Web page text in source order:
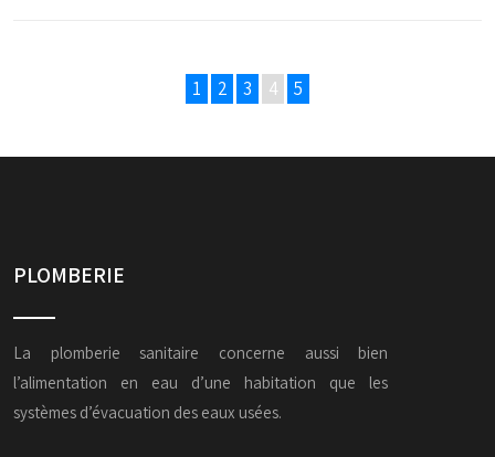
1 2 3 4 5
PLOMBERIE
La plomberie sanitaire concerne aussi bien
l’alimentation en eau d’une habitation que les
systèmes d’évacuation des eaux usées.